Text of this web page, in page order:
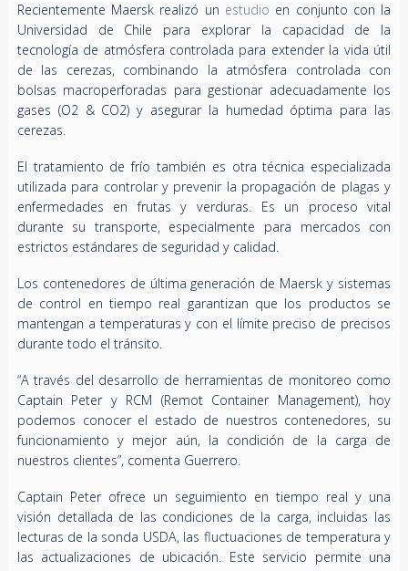
Recientemente Maersk realizó un estudio en conjunto con la
Universidad de Chile para explorar la capacidad de la
tecnología de atmósfera controlada para extender la vida útil
de las cerezas, combinando la atmósfera controlada con
bolsas macroperforadas para gestionar adecuadamente los
gases (O2 & CO2) y asegurar la humedad óptima para las
cerezas.
El tratamiento de frío también es otra técnica especializada
utilizada para controlar y prevenir la propagación de plagas y
enfermedades en frutas y verduras. Es un proceso vital
durante su transporte, especialmente para mercados con
estrictos estándares de seguridad y calidad.
Los contenedores de última generación de Maersk y sistemas
de control en tiempo real garantizan que los productos se
mantengan a temperaturas y con el límite preciso de precisos
durante todo el tránsito.
“A través del desarrollo de herramientas de monitoreo como
Captain Peter y RCM (Remot Container Management), hoy
podemos conocer el estado de nuestros contenedores, su
funcionamiento y mejor aún, la condición de la carga de
nuestros clientes”, comenta Guerrero.
Captain Peter ofrece un seguimiento en tiempo real y una
visión detallada de las condiciones de la carga, incluidas las
lecturas de la sonda USDA, las fluctuaciones de temperatura y
las actualizaciones de ubicación. Este servicio permite una